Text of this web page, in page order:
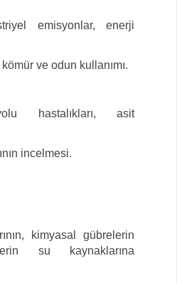
emisyonlar, enerji
kömür ve odun kullanımı.
hastalıkları, asit
incelmesi.
kimyasal gübrelerin
su kaynaklarına